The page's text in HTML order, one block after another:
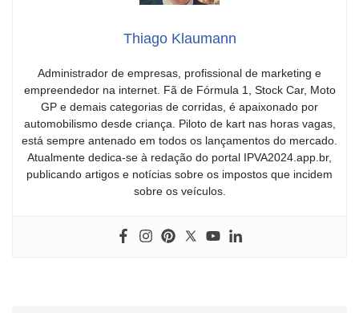
Thiago Klaumann
Administrador de empresas, profissional de marketing e
empreendedor na internet. Fã de Fórmula 1, Stock Car, Moto
GP e demais categorias de corridas, é apaixonado por
automobilismo desde criança. Piloto de kart nas horas vagas,
está sempre antenado em todos os lançamentos do mercado.
Atualmente dedica-se à redação do portal IPVA2024.app.br,
publicando artigos e notícias sobre os impostos que incidem
sobre os veículos.